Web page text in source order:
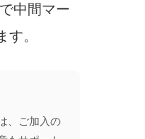
中間マー
。
、ご加入の